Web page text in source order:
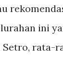
ini
rata-